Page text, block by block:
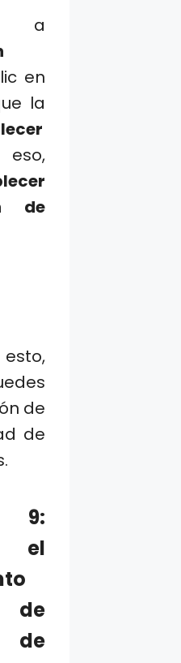
a
en
la
de
de
de
9:
el
de